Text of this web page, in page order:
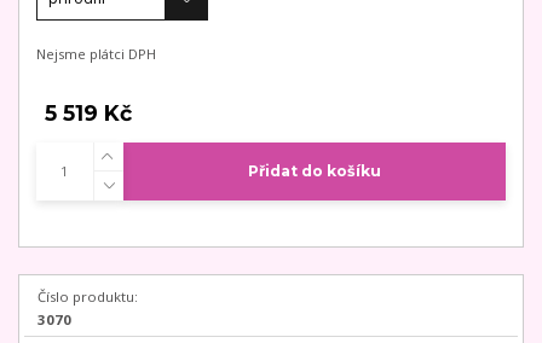
Nejsme plátci DPH
5 519 Kč
Přidat do košíku
Číslo produktu:
3070